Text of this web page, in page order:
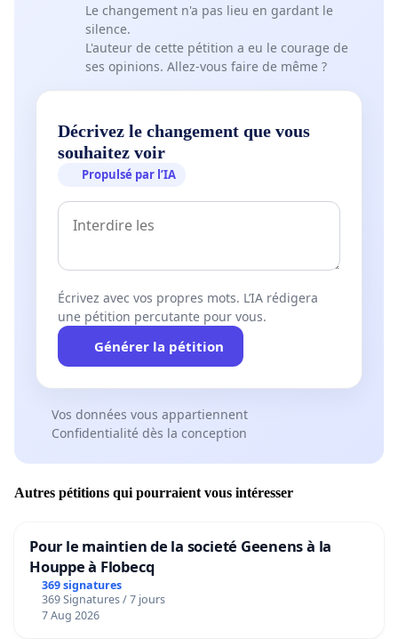
Le changement n'a pas lieu en gardant le
silence.
L'auteur de cette pétition a eu le courage de
ses opinions. Allez-vous faire de même ?
Décrivez le changement que vous
souhaitez voir
Propulsé par l’IA
Écrivez avec vos propres mots. L’IA rédigera
une pétition percutante pour vous.
Générer la pétition
Vos données vous appartiennent
Confidentialité dès la conception
Autres pétitions qui pourraient vous intéresser
Pour le maintien de la societé Geenens à la
Houppe à Flobecq
369 signatures
369 Signatures / 7 jours
7 Aug 2026